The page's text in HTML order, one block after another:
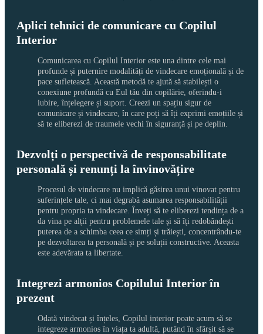
Aplici tehnici de comunicare cu Copilul
Interior
Comunicarea cu Copilul Interior este una dintre cele mai
profunde și puternire modalități de vindecare emoțională și de
pace sufletească. Această metodă te ajută să stabilești o
conexiune profundă cu Eul tău din copilărie, oferindu-i
iubire, înțelegere și suport. Creezi un spațiu sigur de
comunicare și vindecare, în care poți să îți exprimi emoțiile și
să te eliberezi de traumele vechi în siguranță și pe deplin.
Dezvolți o perspectivă de responsabilitate
personală și renunți la învinovățire
Procesul de vindecare nu implică găsirea unui vinovat pentru
suferințele tale, ci mai degrabă asumarea responsabilității
pentru propria ta vindecare. Înveți să te eliberezi tendința de a
da vina pe alții pentru problemele tale și să îți redobândești
puterea de a schimba ceea ce simți și trăiești, concentrându-te
pe dezvoltarea ta personală și pe soluții constructive. Aceasta
este adevărata ta libertate.
Integrezi armonios Copilului Interior în
prezent
Odată vindecat și înțeles, Copilul interior poate acum să se
integreze armonios în viața ta adultă, putând în sfârșit să se